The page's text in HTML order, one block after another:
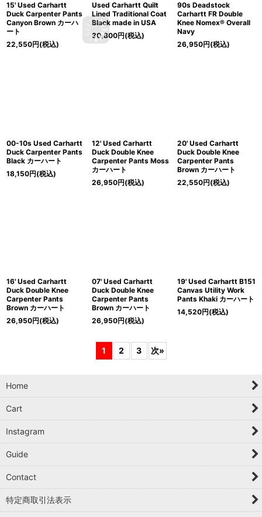
15' Used Carhartt
Duck Carpenter Pants
Canyon Brown カーハ
ート
22,550円(税込)
Used Carhartt Quilt
Lined Traditional Coat
Black made in USA
30,800円(税込)
90s Deadstock
Carhartt FR Double
Knee Nomex® Overall
Navy
26,950円(税込)
00-10s Used Carhartt
Duck Carpenter Pants
Black カーハート
18,150円(税込)
12' Used Carhartt
Duck Double Knee
Carpenter Pants Moss
カーハート
26,950円(税込)
20' Used Carhartt
Duck Double Knee
Carpenter Pants
Brown カーハート
22,550円(税込)
16' Used Carhartt
Duck Double Knee
Carpenter Pants
Brown カーハート
26,950円(税込)
07' Used Carhartt
Duck Double Knee
Carpenter Pants
Brown カーハート
26,950円(税込)
19' Used Carhartt B151
Canvas Utility Work
Pants Khaki カーハート
14,520円(税込)
1 2 3 次»
Home
Cart
Instagram
Guide
Contact
特定商取引法表示